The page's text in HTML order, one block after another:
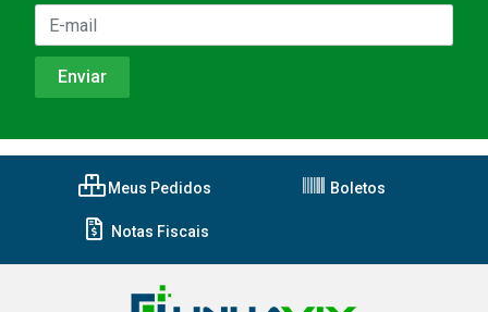
Meus Pedidos Boletos
Notas Fiscais